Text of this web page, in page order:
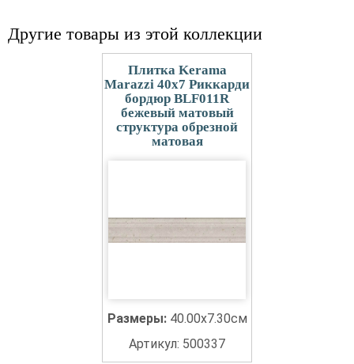
Другие товары из этой коллекции
Плитка Kerama
Marazzi 40x7 Риккарди
бордюр BLF011R
бежевый матовый
структура обрезной
матовая
Размеры: 40.00x7.30см
Артикул: 500337